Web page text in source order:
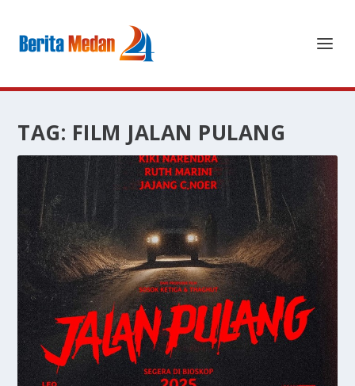
TAG: FILM JALAN PULANG